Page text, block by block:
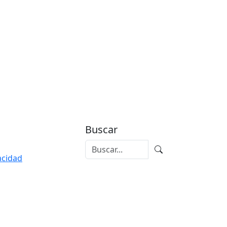
Buscar